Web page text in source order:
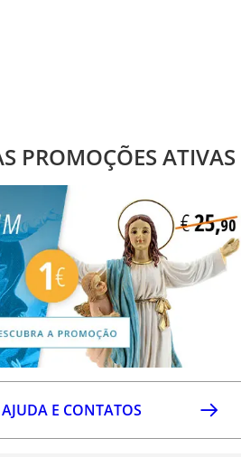
PROMOÇÕES ATIVAS
AJUDA E CONTATOS